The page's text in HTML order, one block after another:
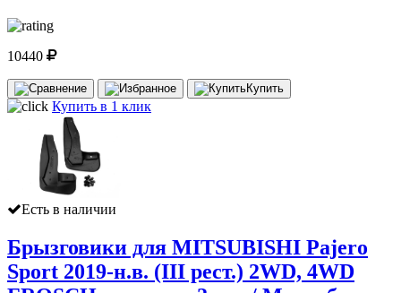
10440
Купить
Купить в 1 клик
Есть в наличии
Брызговики для MITSUBISHI Pajero
Sport 2019-н.в. (III рест.) 2WD, 4WD